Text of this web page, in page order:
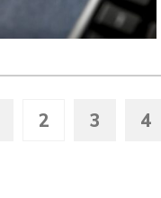
2 3 4